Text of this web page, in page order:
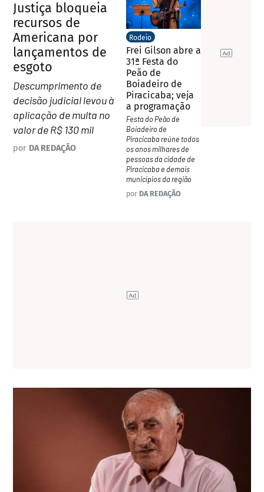
Justiça bloqueia
recursos de
Americana por
lançamentos de
esgoto
Descumprimento de
decisão judicial levou à
aplicação de multa no
valor de R$ 130 mil
por DA REDAÇÃO
Rodeio
Frei Gilson abre a
31ª Festa do
Peão de
Boiadeiro de
Piracicaba; veja
a programação
Festa do Peão de
Boiadeiro de
Piracicaba reúne todos
os anos milhares de
pessoas da cidade de
Piracicaba e demais
municípios da região
por DA REDAÇÃO